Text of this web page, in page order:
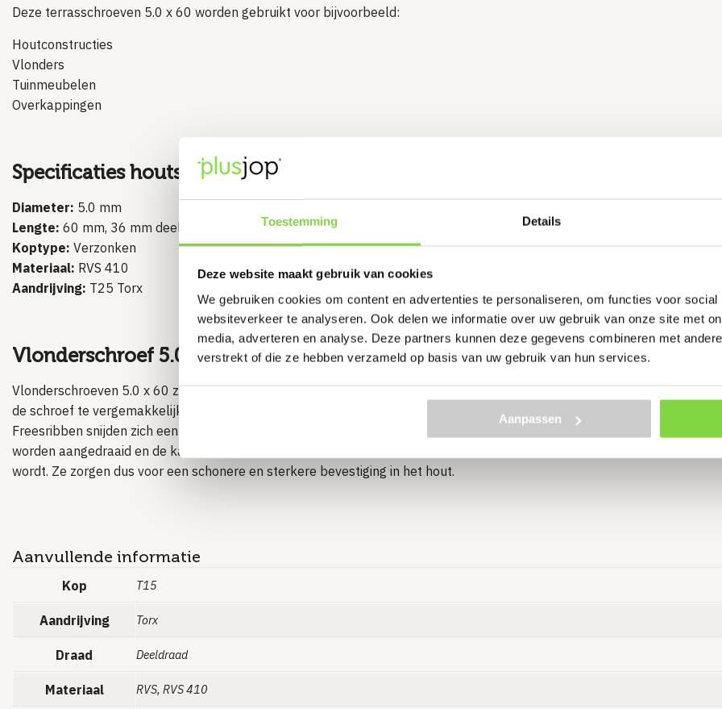
Toestemming Details
Deze website maakt gebruik van cookies
We gebruiken cookies om content en advertenties te personaliseren, om functies voor
websiteverkeer te analyseren. Ook delen we informatie over uw gebruik van onze site met
media, adverteren en analyse. Deze partners kunnen deze gegevens combineren met
verstrekt of die ze hebben verzameld op basis van uw gebruik van hun services.
Aanpassen
Deze terrasschroeven 5.0 x 60 worden gebruikt voor bijvoorbeeld:
Houtconstructies
Vlonders
Tuinmeubelen
Overkappingen
Specificaties houtschroef
Diameter: 5.0 mm
Lengte: 60 mm, 36 mm deeldraad
Koptype: Verzonken
Materiaal: RVS 410
Aandrijving: T25 Torx
Vlonderschroef 5.0 x 60 voorzien van freesribben
Vlonderschroeven 5.0 x 60 zijn voorzien van freesribben onder de kop, om het inbrengen van
de schroef te vergemakkelijken. Ook de kans op splijten van het hout wordt verminderd.
Freesribben snijden zich een klein beetje in het hout, waardoor de schroef makkelijker kan
worden aangedraaid en de kans op scheuren of barsten rondom de schroefkop verkleind
wordt. Ze zorgen dus voor een schonere en sterkere bevestiging in het hout.
Aanvullende informatie
Kop T15
Aandrijving Torx
Draad Deeldraad
Materiaal RVS, RVS 410